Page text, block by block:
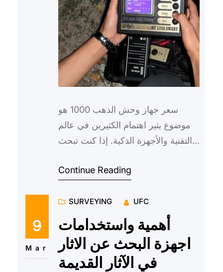
سعر جهاز وحش الذهب 1000 هو
موضوع يثير اهتمام الكثيرين في عالم
التقنية والأجهزة الذكية. إذا كنت تبحث
Continue Reading
9
Mar
SURVEYING UFC
أهمية واستخدامات
اجهزة البحث عن الاثار
في الآثار القديمة